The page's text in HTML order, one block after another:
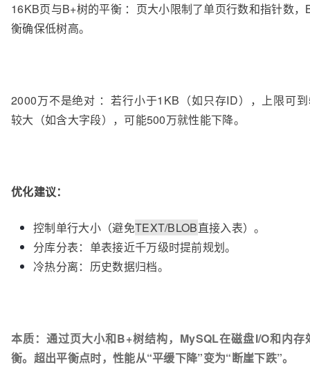
16KB页与B+树的平衡 ：页大小限制了单页行数和指针数
衡确保低树高。
2000万不是绝对 ：若行小于1KB（如只存ID），上限可
较大（如含大字段），可能500万就性能下降。
优化建议：
控制单行大小（避免TEXT/BLOB直接入表）。
分库分表：单表接近千万级时提前规划。
冷热分离：历史数据归档。
本质：通过页大小和B+树结构，MySQL在磁盘I/O和内存
衡。 超出平衡点时，性能从“平缓下降”变为“断崖下跌”。